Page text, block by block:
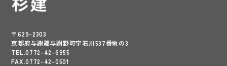
〒629-2303
京都府与謝郡与謝野町字石川537番地の3
TEL.0772-42-6955
FAX.0772-42-0501